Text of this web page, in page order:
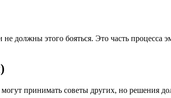
должны этого бояться. Это часть
принимать советы других, но решения